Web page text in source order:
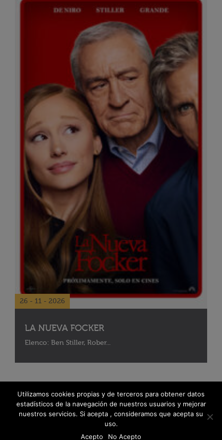
26 - 11 - 2026
LA NUEVA FOCKER
Elenco: Ben Stiller, Rober...
Utilizamos cookies propias y de terceros para obtener datos
estadísticos de la navegación de nuestros usuarios y mejorar
nuestros servicios. Si acepta , consideramos que acepta su
uso.
Acepto
No Acepto